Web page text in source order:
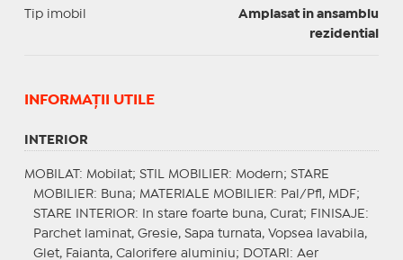
Tip imobil
Amplasat in ansamblu
rezidential
INFORMAŢII UTILE
INTERIOR
MOBILAT : Mobilat; STIL MOBILIER: Modern; STARE
MOBILIER: Buna; MATERIALE MOBILIER: Pal/Pfl, MDF;
STARE INTERIOR: In stare foarte buna, Curat; FINISAJE :
Parchet laminat, Gresie, Sapa turnata, Vopsea lavabila,
Glet, Faianta, Calorifere aluminiu;
DOTARI : Aer